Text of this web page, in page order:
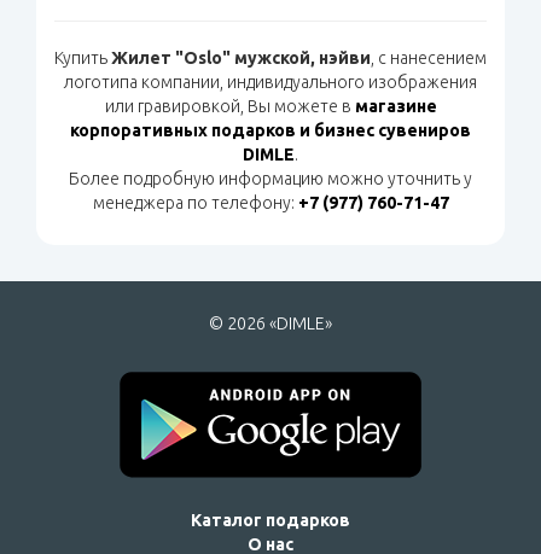
КупитьЖилет "Oslo" мужской, нэйви , с нанесением
логотипа компании, индивидуального изображения
или гравировкой, Вы можете в магазине
корпоративных подарков и бизнес сувениров
DIMLE.
Более подробную информацию можно уточнить у
менеджера по телефону: +7 (977) 760-71-47
© 2026 «DIMLE»
Каталог подарков
О нас